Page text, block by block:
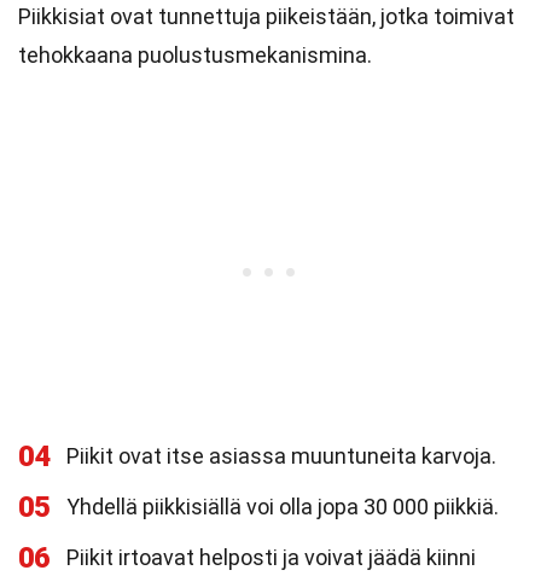
Piikkisiat ovat tunnettuja piikeistään, jotka toimivat
tehokkaana puolustusmekanismina.
04 Piikit ovat itse asiassa muuntuneita karvoja.
05 Yhdellä piikkisiällä voi olla jopa 30 000 piikkiä.
06
Piikit irtoavat helposti ja voivat jäädä kiinni